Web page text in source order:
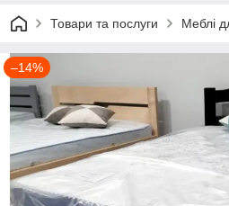
Товари та послуги Меблі
–14%